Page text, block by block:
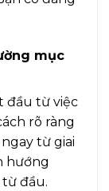
mục
đầu từ việc
rõ ràng
từ giai
hướng
đầu.